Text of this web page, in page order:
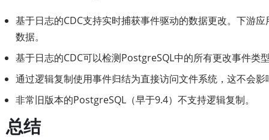
基于日志的CDC支持实时捕获事件驱动的数据更改。下游
数据。
基于日志的CDC可以检测PostgreSQL中的所有更改事件类
通过逻辑复制使用事件归结为直接访问文件系统，这不会
非常旧版本的PostgreSQL（早于9.4）不支持逻辑复制。
总结